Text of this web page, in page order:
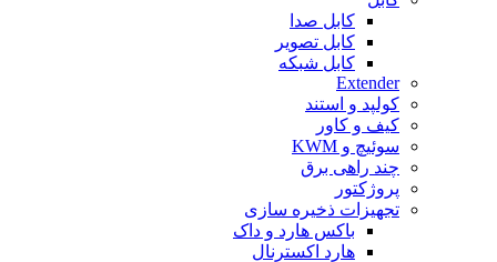
کابل صدا
کابل تصویر
کابل شبکه
Extender
کولپد و استند
کیف و کاور
سوئیچ و KWM
چند راهی برق
پروژکتور
تجهیزات ذخیره سازی
باکس هارد و داک
هارد اکسترنال